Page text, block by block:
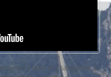
per il mare e la navigazione di